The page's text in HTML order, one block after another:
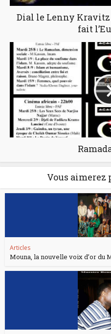
Dial le Lenny Kravitz
fait
Vous aimerez
Articles
Mouna, la nouvelle voix d’or du